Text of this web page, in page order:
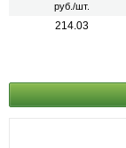
руб./шт.
214.03